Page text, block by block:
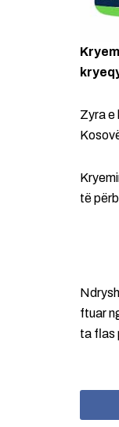
Zyra e
të
ftuar
ta flas